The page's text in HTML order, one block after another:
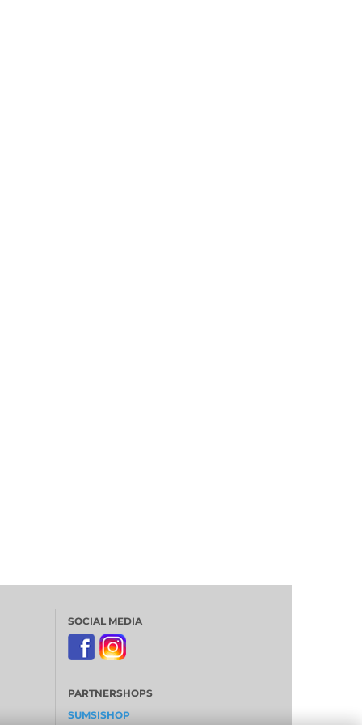
SOCIAL MEDIA
PARTNERSHOPS
SUMSISHOP